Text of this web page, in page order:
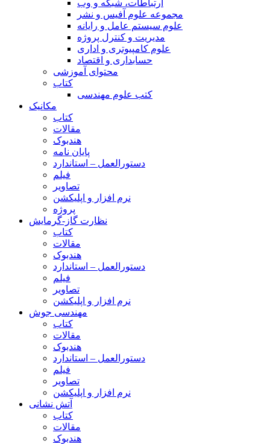
ارتباطات، شبکه و وب
مجموعه علوم آفیس و نشر
علوم سیستم عامل و رایانه
مدیریت و کنترل پروژه
علوم کامپیوتری و اداری
حسابداری و اقتصاد
محتوای آموزشی
کتاب
کتب علوم مهندسی
مکانیک
کتاب
مقالات
هندبوک
پایان نامه
دستورالعمل – استاندارد
فیلم
تصاویر
نرم افزار و اپلیکشن
پروژه
نظارت گاز-گرمایش
کتاب
مقالات
هندبوک
دستورالعمل – استاندارد
فیلم
تصاویر
نرم افزار و اپلیکشن
مهندسی جوش
کتاب
مقالات
هندبوک
دستورالعمل – استاندارد
فیلم
تصاویر
نرم افزار و اپلیکشن
آتش نشانی
کتاب
مقالات
هندبوک